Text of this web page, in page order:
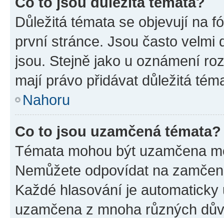
Důležitá témata se objevují na
první stránce. Jsou často velmi
jsou. Stejně jako u oznámení
mají právo přidávat důležitá
Nahoru
Co to jsou uzamčená témata?
Témata mohou být uzamčena
Nemůžete odpovídat na
Každé hlasování je
uzamčena z mnoha různých